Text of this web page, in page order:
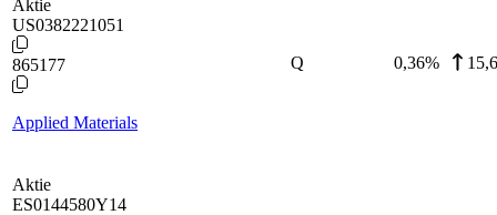
Aktie
US0382221051
865177
Applied Materials
Q 0,36%
Aktie
ES0144580Y14